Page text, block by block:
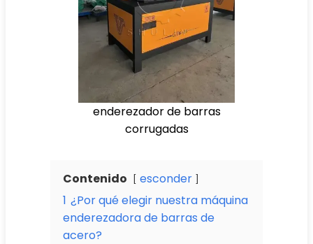
enderezador de barras
corrugadas
Contenido
esconder
1 ¿Por qué elegir nuestra máquina
enderezadora de barras de
acero?